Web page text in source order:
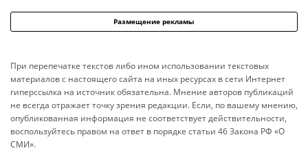
Размещение рекламы
При перепечатке текстов либо ином использовании текстовых
материалов с настоящего сайта на иных ресурсах в сети Интернет
гиперссылка на источник обязательна. Мнение авторов публикаций
не всегда отражает точку зрения редакции. Если, по вашему мнению,
опубликованная информация не соответствует действительности,
воспользуйтесь правом на ответ в порядке статьи 46 Закона РФ «О
СМИ».